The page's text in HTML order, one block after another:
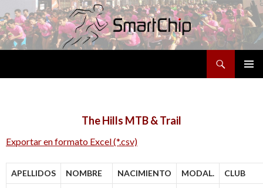
The Hills MTB & Trail
Exportar en formato Excel (*.csv)
APELLIDOS NOMBRE NACIMIENTO MODAL. CLUB